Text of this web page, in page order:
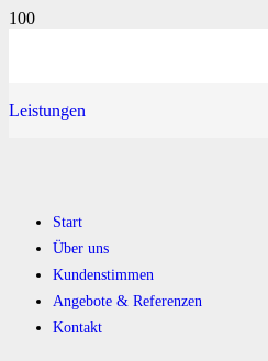
Leistungen
Start
Über uns
Kundenstimmen
Angebote & Referenzen
Kontakt